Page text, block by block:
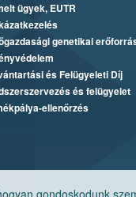
gondoskodunk
ügyek, EUTR
genetikai
és Felügyeleti Díj
és felügyelet
ellenőrzés